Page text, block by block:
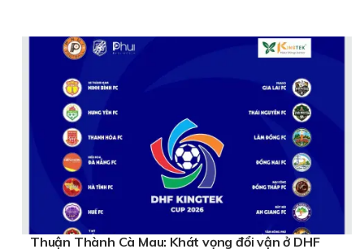
Thuận Thành Cà Mau: Khát vọng đổi vận ở DHF